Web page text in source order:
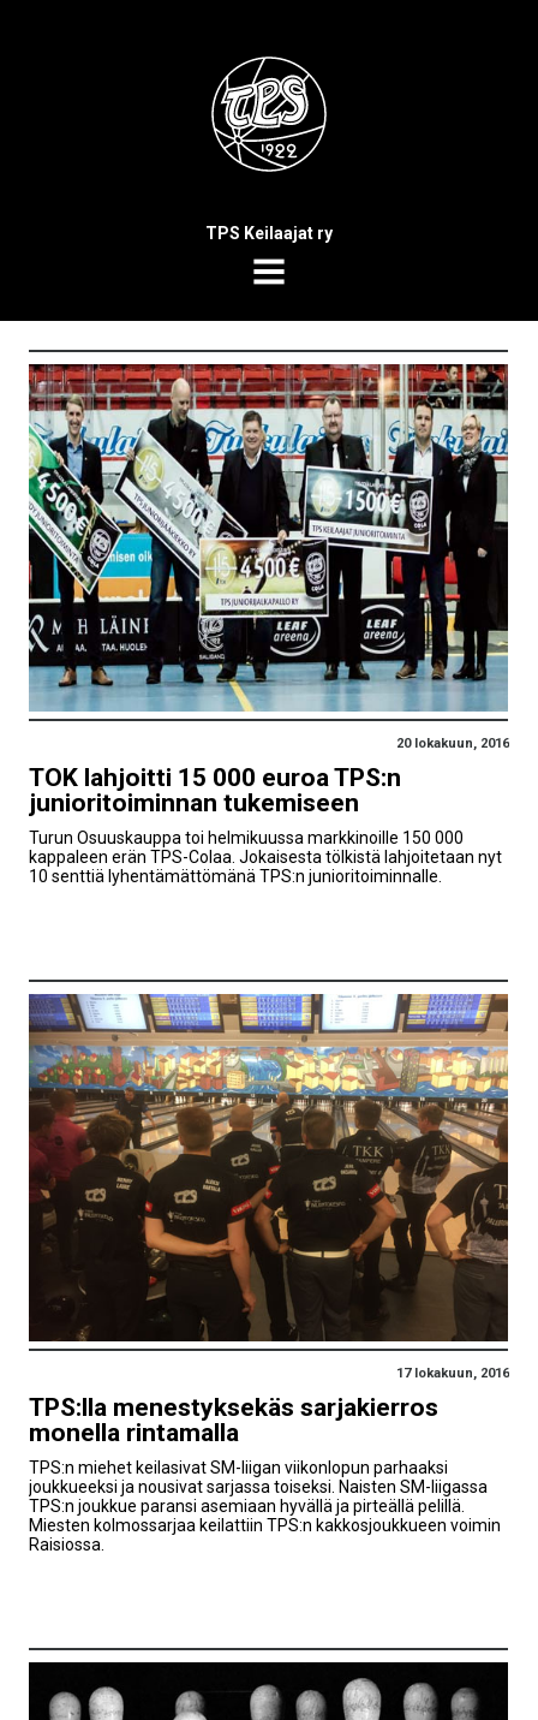
TPS Keilaajat ry
MENU
20 lokakuun, 2016
TOK lahjoitti 15 000 euroa TPS:n
junioritoiminnan tukemiseen
Turun Osuuskauppa toi helmikuussa markkinoille 150 000
kappaleen erän TPS-Colaa. Jokaisesta tölkistä lahjoitetaan nyt
10 senttiä lyhentämättömänä TPS:n junioritoiminnalle.
17 lokakuun, 2016
TPS:lla menestyksekäs sarjakierros
monella rintamalla
TPS:n miehet keilasivat SM-liigan viikonlopun parhaaksi
joukkueeksi ja nousivat sarjassa toiseksi. Naisten SM-liigassa
TPS:n joukkue paransi asemiaan hyvällä ja pirteällä pelillä.
Miesten kolmossarjaa keilattiin TPS:n kakkosjoukkueen voimin
Raisiossa.